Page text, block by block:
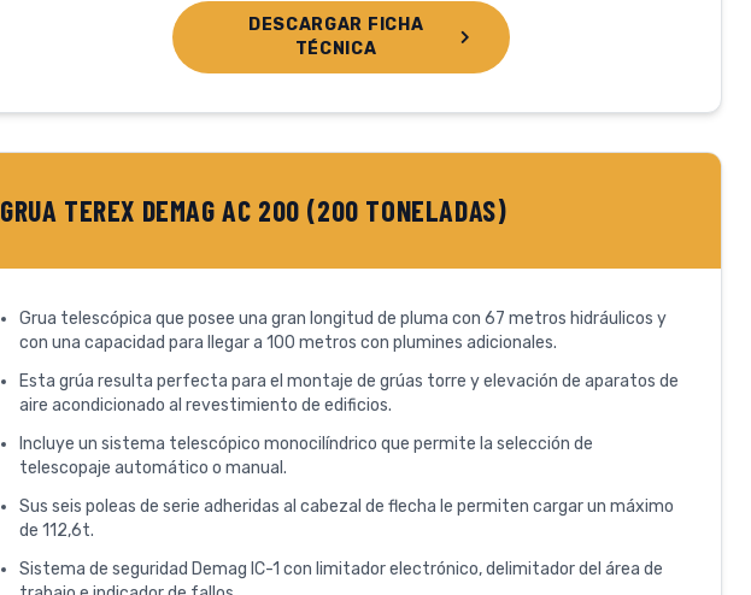
DESCARGAR FICHA
TÉCNICA
GRUA TEREX DEMAG AC 200 (200 TONELADAS)
Grua telescópica que posee una gran longitud de pluma con 67 metros hidráulicos y
con una capacidad para llegar a 100 metros con plumines adicionales.
Esta grúa resulta perfecta para el montaje de grúas torre y elevación de aparatos de
aire acondicionado al revestimiento de edificios.
Incluye un sistema telescópico monocilíndrico que permite la selección de
telescopaje automático o manual.
Sus seis poleas de serie adheridas al cabezal de flecha le permiten cargar un máximo
de 112,6t.
Sistema de seguridad Demag IC-1 con limitador electrónico, delimitador del área de